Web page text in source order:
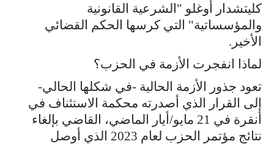
كليتشدار أوغلو "الشرعية القانونية
والمؤسساتية" التي كرسها الحكم القضائي
الأخير.
لماذا انفجرت الأزمة في الحزب؟
تعود جذور الأزمة الحالية -في شكلها الحالي-
إلى القرار الذي أصدرته محكمة الاستئناف في
أنقرة في 21 مايو/أيار الماضي، القاضي بإلغاء
نتائج مؤتمر الحزب لعام 2023 الذي أوصل